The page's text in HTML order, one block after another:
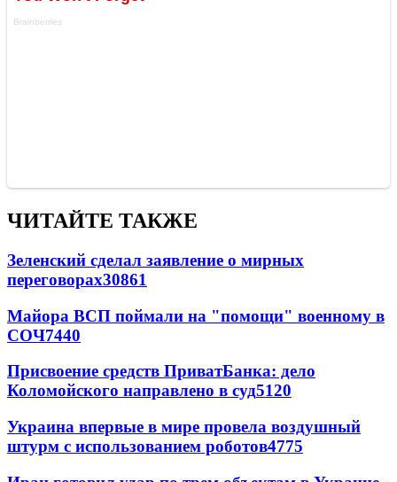
ЧИТАЙТЕ ТАКЖЕ
Зеленский сделал заявление о мирных
переговорах30861
Майора ВСП поймали на "помощи" военному в
СОЧ7440
Присвоение средств ПриватБанка: дело
Коломойского направлено в суд5120
Украина впервые в мире провела воздушный
штурм с использованием роботов4775